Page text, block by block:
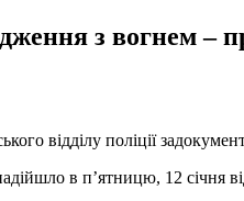
з вогнем –
відділу поліції
в п’ятницю, 12 січня